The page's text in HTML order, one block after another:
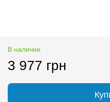
В наличии
3 977 грн